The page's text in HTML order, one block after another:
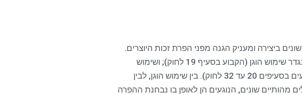
ביצירה ומעניק הגנה מפני הפרת זכות היוצרים.
באופן כללי, החוק כולל שני סוגים של שימושים מותרים: שימוש שהוא בגדר שימוש הוגן (הקבוע בסעיף 19 לחוק); ושימוש
שהחוק קובע באופן מפורש שאינו מהווה הפרה (שימושים מסוג זה קבועים בסעיפים 20 עד 32 לחוק). בין שימוש הוגן, לבין
מהותיים שונים, הנוגעים הן לאופן בו נבחנת ההפרה